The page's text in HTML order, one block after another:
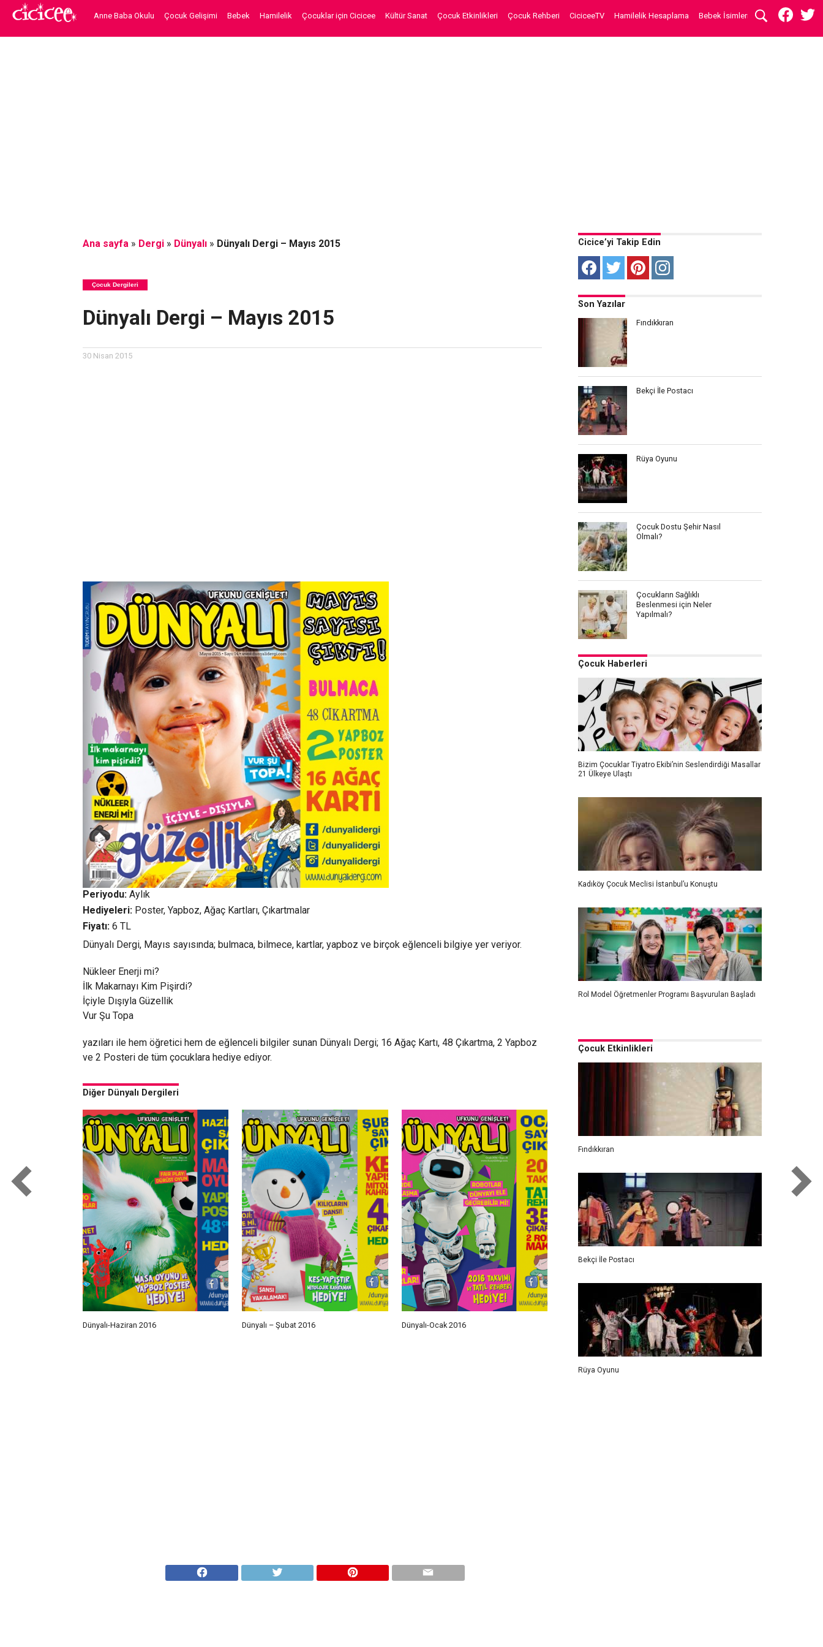
Anne Baba Okulu Çocuk Gelişimi Bebek Hamilelik Çocuklar için Cicicee Kültür Sanat Çocuk Etkinlikleri Çocuk Rehberi CiciceeTV Hamilelik Hesaplama Bebek İsimleri
Ana sayfa» Dergi» Dünyalı» Dünyalı Dergi – Mayıs 2015
Çocuk Dergileri
Dünyalı Dergi – Mayıs 2015
30 Nisan 2015
Periyodu:Aylık
Hediyeleri:Poster, Yapboz, Ağaç Kartları, Çıkartmalar
Fiyatı:6 TL
Dünyalı Dergi, Mayıs sayısında; bulmaca, bilmece, kartlar, yapboz ve birçok eğlenceli bilgiye yer veriyor.
Nükleer Enerji mi?
İlk Makarnayı Kim Pişirdi?
İçiyle Dışıyla Güzellik
Vur Şu Topa
yazıları ile hem öğretici hem de eğlenceli bilgiler sunan Dünyalı Dergi; 16 Ağaç Kartı, 48 Çıkartma, 2 Yapboz
ve 2 Posteri de tüm çocuklara hediye ediyor.
Diğer Dünyalı Dergileri
Dünyalı-Haziran 2016 Dünyalı – Şubat 2016 Dünyalı-Ocak 2016
Cicice’yi Takip Edin
Son Yazılar
Fındıkkıran
Bekçi İle Postacı
Rüya Oyunu
Çocuk Dostu Şehir Nasıl
Olmalı?
Çocukların Sağlıklı
Beslenmesi için Neler
Yapılmalı?
Çocuk Haberleri
Bizim Çocuklar Tiyatro Ekibi’nin Seslendirdiği Masallar
21 Ülkeye Ulaştı
Kadıköy Çocuk Meclisi İstanbul’u Konuştu
Rol Model Öğretmenler Programı Başvuruları Başladı
Çocuk Etkinlikleri
Fındıkkıran
Bekçi İle Postacı
Rüya Oyunu